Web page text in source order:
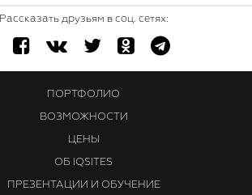
Рассказать друзьям в соц. сетях:
ПОРТФОЛИО
ВОЗМОЖНОСТИ
ЦЕНЫ
ОБ IQSITES
ПРЕЗЕНТАЦИИ И ОБУЧЕНИЕ